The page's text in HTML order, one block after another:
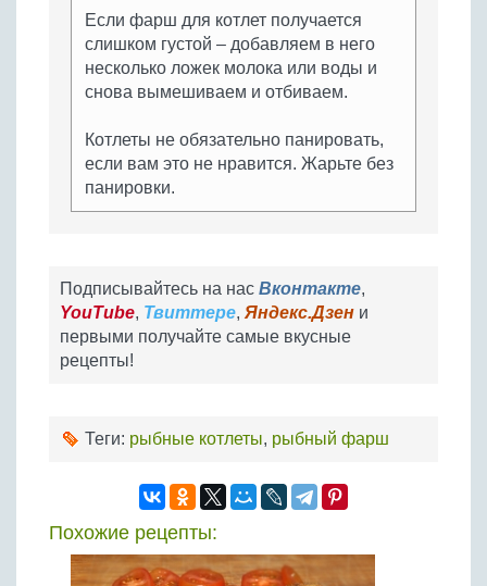
Если фарш для котлет получается
слишком густой – добавляем в него
несколько ложек молока или воды и
снова вымешиваем и отбиваем.
Котлеты не обязательно панировать,
если вам это не нравится. Жарьте без
панировки.
Подписывайтесь на нас Вконтакте,
YouTube, Твиттере, Яндекс.Дзен и
первыми получайте самые вкусные
рецепты!
Теги: рыбные котлеты, рыбный фарш
Похожие рецепты: